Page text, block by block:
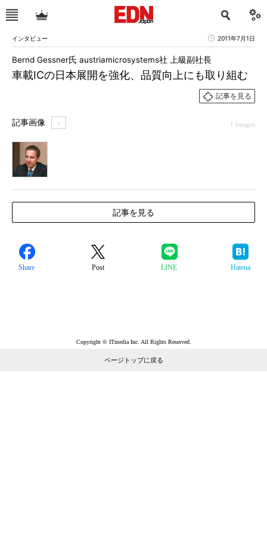
インタビュー 2011年7月1日
車載ICの日本展開を強化、品質向上にも取り組む
Bernd Gessner氏 austriamicrosystems社 上級副社長
記事を見る
記事画像 ＋ 1 Images
記事を見る
Share Post LINE Hatena
Copyright © ITmedia Inc. All Rights Reserved.
ページトップに戻る